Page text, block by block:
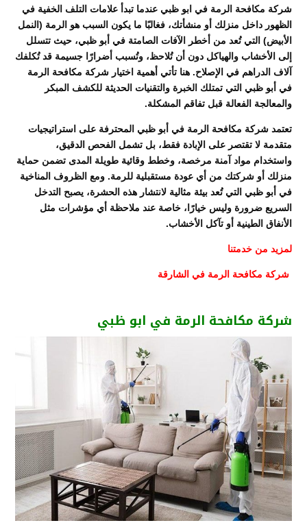
شركة مكافحة الرمة في ابو ظبي عندما تبدأ علامات التلف الخفية في
الظهور داخل منزلك أو منشأتك، فغالبًا ما يكون السبب هو الرمة (النمل
الأبيض) التي تُعد من أخطر الآفات الصامتة في أبو ظبي، حيث تتسلل
إلى الأخشاب والهياكل دون أن تُلاحظ، وتُسبب أضرارًا جسيمة قد تُكلفك
آلاف الدراهم في الإصلاح. هنا تأتي أهمية اختيار شركة مكافحة الرمة
في أبو ظبي التي تمتلك الخبرة والتقنيات الحديثة للكشف المبكر
والمعالجة الفعالة قبل تفاقم المشكلة.
تعتمد شركة مكافحة الرمة في أبو ظبي المحترفة على استراتيجيات
متقدمة لا تقتصر على الإبادة فقط، بل تشمل الفحص الدقيق،
واستخدام مواد آمنة مرخصة، وخطط وقائية طويلة المدى تضمن حماية
منزلك أو شركتك من أي عودة مستقبلية للرمة. ومع الظروف المناخية
في أبو ظبي التي تُعد بيئة مثالية لانتشار هذه الحشرة، يصبح التدخل
السريع ضرورة وليس خيارًا، خاصة عند ملاحظة أي مؤشرات مثل
الأنفاق الطينية أو تآكل الأخشاب.
لمزيد من خدمتنا
شركة مكافحة الرمة في الشارقة
شركة مكافحة الرمة في ابو ظبي